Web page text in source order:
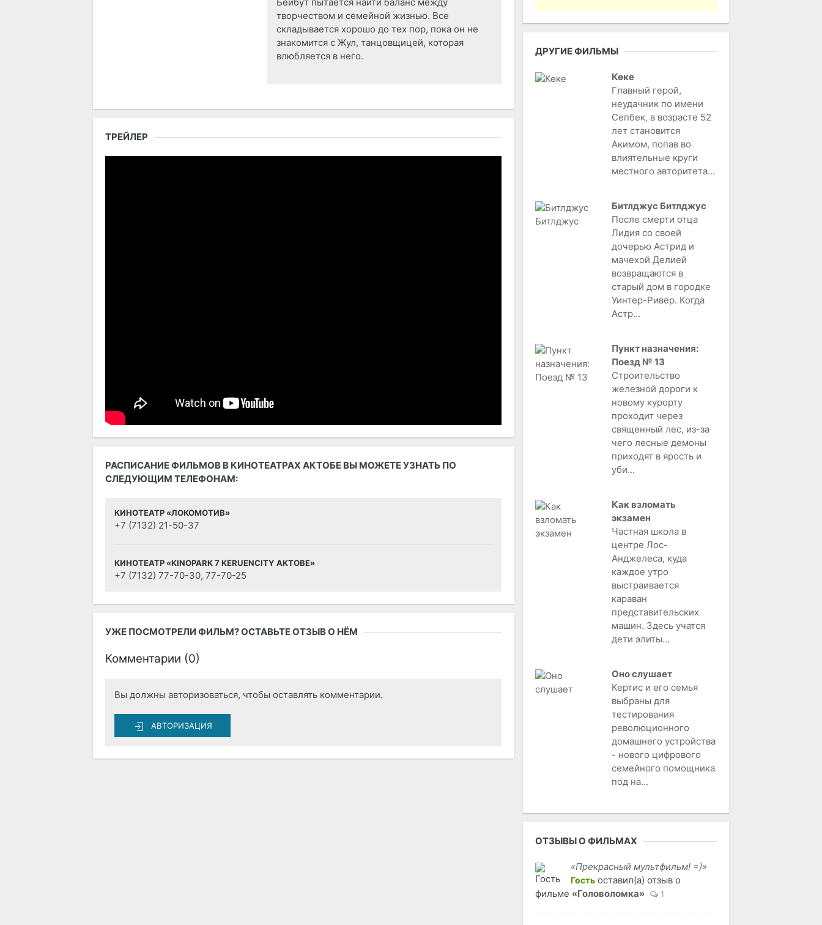
творчеством и семейной жизнью. Все
складывается хорошо до тех пор, пока он не
знакомится с Жул, танцовщицей, которая
влюбляется в него.
ТРЕЙЛЕР
РАСПИСАНИЕ ФИЛЬМОВ В КИНОТЕАТРАХ АКТОБЕ ВЫ МОЖЕТЕ УЗНАТЬ ПО
СЛЕДУЮЩИМ ТЕЛЕФОНАМ:
КИНОТЕАТР «ЛОКОМОТИВ»
+7 (7132) 21-50-37
КИНОТЕАТР «KINOPARK 7 KERUENCITY AKTOBE»
+7 (7132) 77-70-30, 77-70-25
УЖЕ ПОСМОТРЕЛИ ФИЛЬМ? ОСТАВЬТЕ ОТЗЫВ О НЁМ
Комментарии (0)
Вы должны авторизоваться, чтобы оставлять комментарии.
АВТОРИЗАЦИЯ
ДРУГИЕ ФИЛЬМЫ
Көке
Главный герой,
неудачник по имени
Сепбек, в возрасте 52
лет становится
Акимом, попав во
влиятельные круги
местного авторитета...
Битлджус Битлджус
После смерти отца
Лидия со своей
дочерью Астрид и
мачехой Делией
возвращаются в
старый дом в городке
Уинтер-Ривер. Когда
Астр...
Пункт назначения:
Поезд № 13
Строительство
железной дороги к
новому курорту
проходит через
священный лес, из-за
чего лесные демоны
приходят в ярость и
уби...
Как взломать
экзамен
Частная школа в
центре Лос-
Анджелеса, куда
каждое утро
выстраивается
караван
представительских
машин. Здесь учатся
дети элиты...
Оно слушает
Кертис и его семья
выбраны для
тестирования
революционного
домашнего устройства
- нового цифрового
семейного помощника
под на...
ОТЗЫВЫ О ФИЛЬМАХ
«Прекрасный мультфильм! =)»
Гость оставил(а) отзыв о
фильме «Головоломка» 1